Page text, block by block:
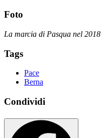
Foto
La marcia di Pasqua nel 2018
Tags
Pace
Berna
Condividi